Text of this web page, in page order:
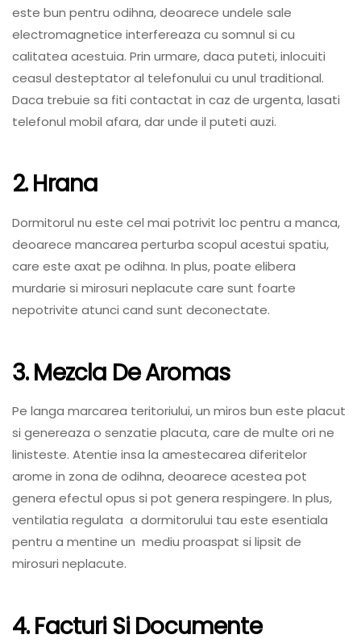
este bun pentru odihna, deoarece undele sale
electromagnetice interfereaza cu somnul si cu
calitatea acestuia. Prin urmare, daca puteti, inlocuiti
ceasul desteptator al telefonului cu unul traditional.
Daca trebuie sa fiti contactat in caz de urgenta, lasati
telefonul mobil afara, dar unde il puteti auzi.
2. Hrana
Dormitorul nu este cel mai potrivit loc pentru a manca,
deoarece mancarea perturba scopul acestui spatiu,
care este axat pe odihna. In plus, poate elibera
murdarie si mirosuri neplacute care sunt foarte
nepotrivite atunci cand sunt deconectate.
3. Mezcla De Aromas
Pe langa marcarea teritoriului, un miros bun este placut
si genereaza o senzatie placuta, care de multe ori ne
linisteste. Atentie insa la amestecarea diferitelor
arome in zona de odihna, deoarece acestea pot
genera efectul opus si pot genera respingere. In plus,
ventilatia regulata a dormitorului tau este esentiala
pentru a mentine un mediu proaspat si lipsit de
mirosuri neplacute.
4. Facturi Si Documente